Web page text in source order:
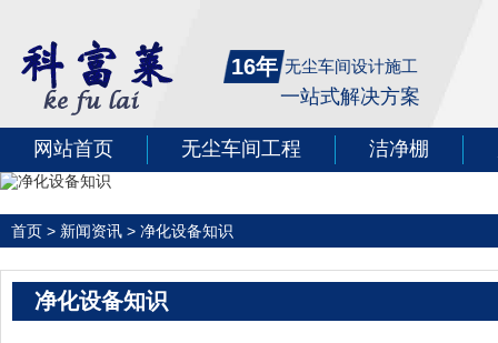
16年 无尘车间设计施工
一站式解决方案
网站首页 无尘车间工程 洁净棚
首页 > 新闻资讯 > 净化设备知识
净化设备知识